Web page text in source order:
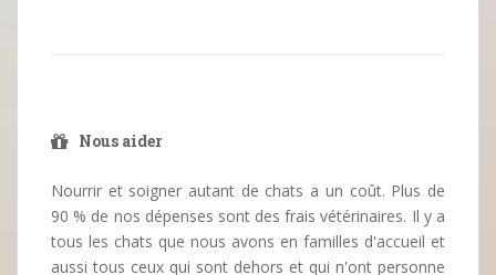
Nous aider
Nourrir et soigner autant de chats a un coût. Plus de
90 % de nos dépenses sont des frais vétérinaires. Il y a
tous les chats que nous avons en familles d'accueil et
aussi tous ceux qui sont dehors et qui n'ont personne